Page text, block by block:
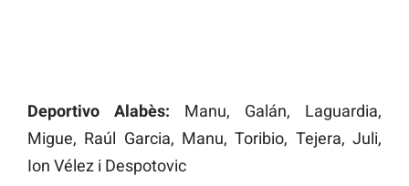
Deportivo Alabès: Manu, Galán, Laguardia,
Migue, Raúl Garcia, Manu, Toribio, Tejera, Juli,
Ion Vélez i Despotovic